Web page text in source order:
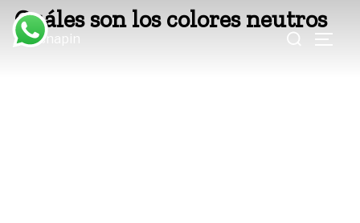
Saltar
Buscar:
Cuáles son los colores neutros